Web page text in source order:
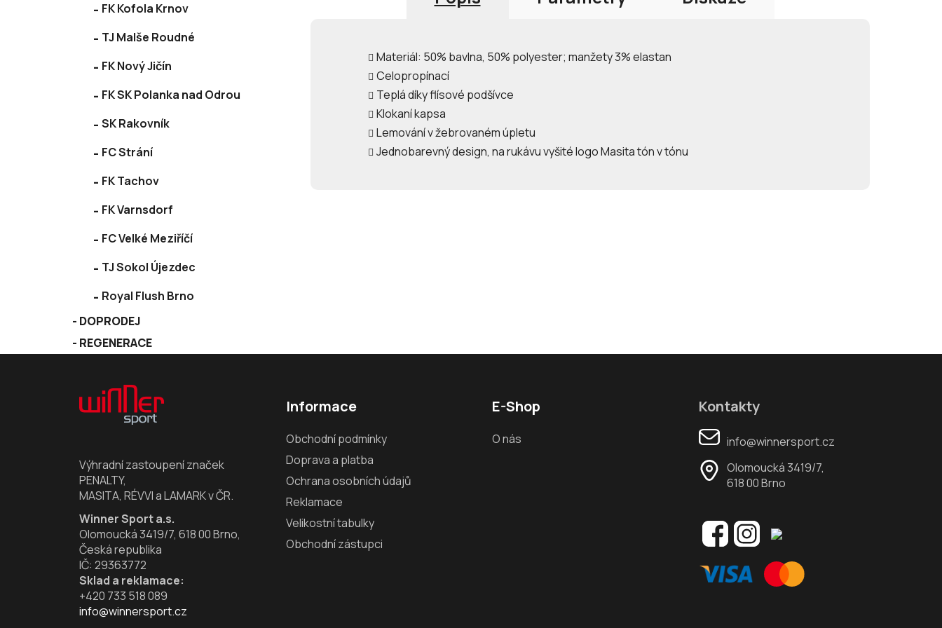
FK Kofola Krnov
TJ Malše Roudné
FK Nový Jičín
FK SK Polanka nad Odrou
SK Rakovník
FC Strání
FK Tachov
FK Varnsdorf
FC Velké Meziříčí
TJ Sokol Újezdec
Royal Flush Brno
DOPRODEJ
REGENERACE
Materiál: 50% bavlna, 50% polyester; manžety 3% elastan
Celopropínací
Teplá díky flísové podšívce
Klokaní kapsa
Lemování v žebrovaném úpletu
Jednobarevný design, na rukávu vyšité logo Masita tón v tónu
Výhradní zastoupení značek
PENALTY,
MASITA, RÉVVI a LAMARK v ČR.
Winner Sport a.s.
Olomoucká 3419/7, 618 00 Brno,
Česká republika
IČ: 29363772
Sklad a reklamace:
+420 733 518 089
info@winnersport.cz
Informace
Obchodní podmínky
Doprava a platba
Ochrana osobních údajů
Reklamace
Velikostní tabulky
Obchodní zástupci
E-Shop
O nás
Kontakty
info@winnersport.cz
Olomoucká 3419/7,
618 00 Brno